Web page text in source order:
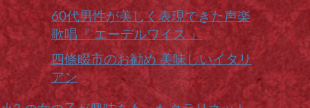
60代男性が美しく表現できた声楽
歌唱『 エーデルワイス 』
四條畷市のお勧め 美味しいイタリ
アン